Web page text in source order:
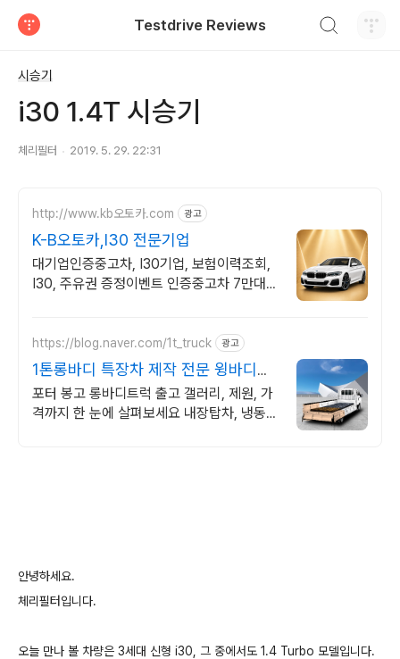
Testdrive Reviews
시승기
i30 1.4T 시승기
체리필터 2019. 5. 29. 22:31
http://www.kb오토카.com 광고
K-B오토카,I30 전문기업
대기업인증중고차, I30기업, 보험이력조회,
I30, 주유권 증정이벤트 인증중고차 7만대이
https://blog.naver.com/1t_truck 광고
1톤롱바디 특장차 제작 전문 윙바디탑
차 냉동탑차 맞춤제작
포터 봉고 롱바디트럭 출고 갤러리, 제원, 가
격까지 한 눈에 살펴보세요 내장탑차, 냉동탑
안녕하세요.
체리필터입니다.
오늘 만나 볼 차량은 3세대 신형 i30, 그 중에서도 1.4 Turbo 모델입니다.